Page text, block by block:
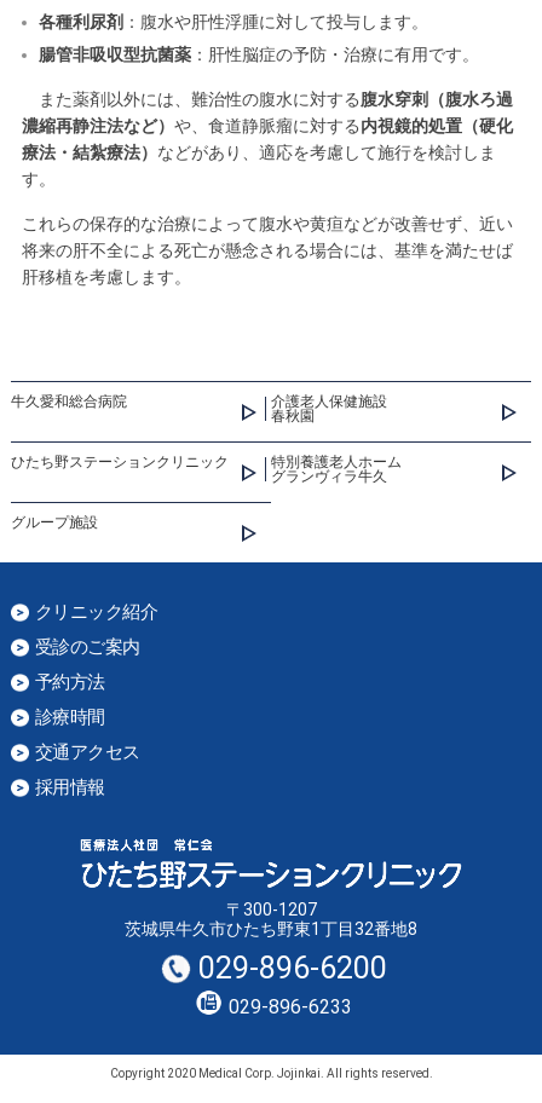
各種利尿剤 ：腹水や肝性浮腫に対して投与します。
腸管非吸収型抗菌薬：肝性脳症の予防・治療に有用です。
また薬剤以外には、難治性の腹水に対する腹水穿刺（腹水ろ過
濃縮再静注法など） や、食道静脈瘤に対する内視鏡的処置（硬化
療法・結紮療法） などがあり、適応を考慮して施行を検討しま
す。
これらの保存的な治療によって腹水や黄疸などが改善せず、近い
将来の肝不全による死亡が懸念される場合には、基準を満たせば
肝移植を考慮します。
牛久愛和総合病院
介護老人保健施設
春秋園
ひたち野ステーションクリニック
特別養護老人ホーム
グランヴィラ牛久
グループ施設
クリニック紹介
受診のご案内
予約方法
診療時間
交通アクセス
採用情報
〒300-1207
茨城県牛久市ひたち野東1丁目32番地8
029-896-6200
029-896-6233
Copyright 2020 Medical Corp. Jojinkai. All rights reserved.